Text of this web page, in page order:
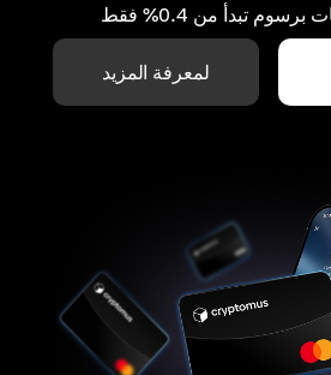
تبدأ من 0.4% فقط
لمعرفة المزيد